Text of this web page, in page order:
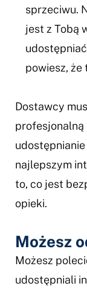
sprzeciwu.
jest z Tobą
powiesz, że
Dostawcy
profesjonalną
najlepszym
to, co jest
opieki.
Możesz
Możesz
udostępniali